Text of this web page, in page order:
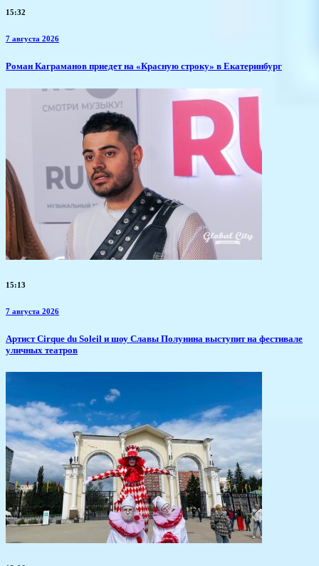
15:32
7 августа 2026
​Роман Каграманов приедет на «Красную строку» в Екатеринбург
15:13
7 августа 2026
Артист Cirque du Soleil и шоу Славы Полунина выступит на фестивале
уличных театров